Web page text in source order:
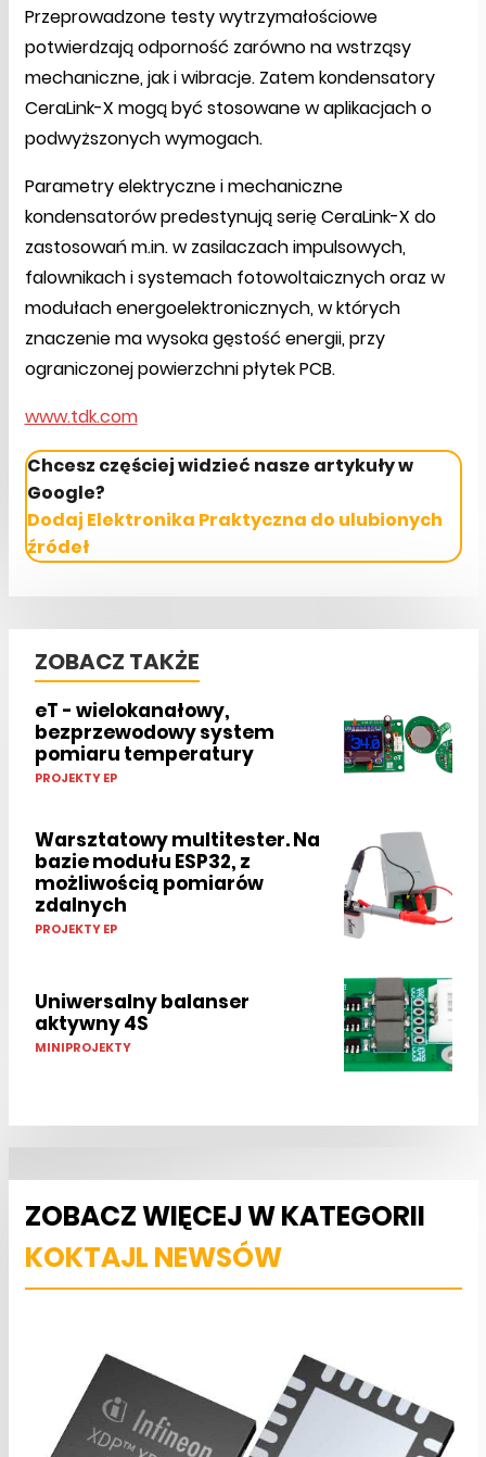
Przeprowadzone testy wytrzymałościowe
potwierdzają odporność zarówno na wstrząsy
mechaniczne, jak i wibracje. Zatem kondensatory
CeraLink-X mogą być stosowane w aplikacjach o
podwyższonych wymogach.
Parametry elektryczne i mechaniczne
kondensatorów predestynują serię CeraLink-X do
zastosowań m.in. w zasilaczach impulsowych,
falownikach i systemach fotowoltaicznych oraz w
modułach energoelektronicznych, w których
znaczenie ma wysoka gęstość energii, przy
ograniczonej powierzchni płytek PCB.
www.tdk.com
Chcesz częściej widzieć nasze artykuły w
Google?
Dodaj Elektronika Praktyczna do ulubionych
źródeł
ZOBACZ TAKŻE
eT - wielokanałowy,
bezprzewodowy system
pomiaru temperatury
PROJEKTY EP
Warsztatowy multitester. Na
bazie modułu ESP32, z
możliwością pomiarów
zdalnych
PROJEKTY EP
Uniwersalny balanser
aktywny 4S
MINIPROJEKTY
ZOBACZ WIĘCEJ W KATEGORII
KOKTAJL NEWSÓW